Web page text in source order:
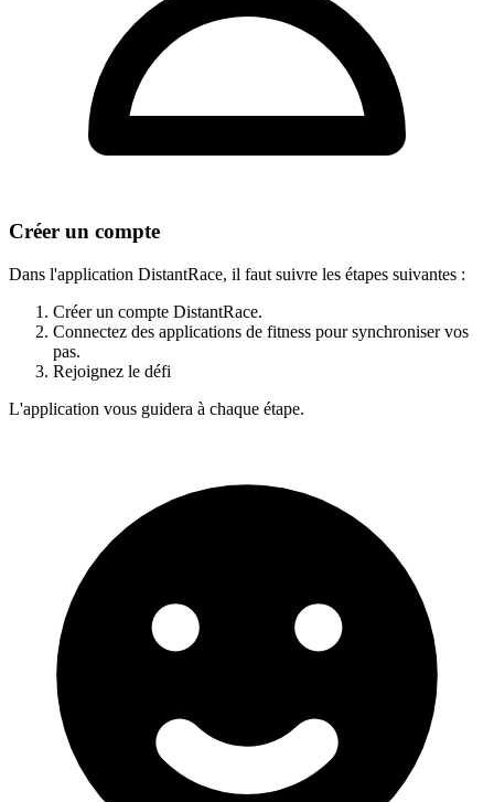
Créer un compte
Dans l'application DistantRace, il faut suivre les étapes suivantes :
Créer un compte DistantRace.
Connectez des applications de fitness pour synchroniser vos
pas.
Rejoignez le défi
L'application vous guidera à chaque étape.